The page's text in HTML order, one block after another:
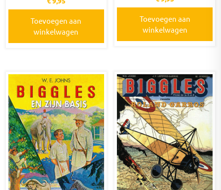
Toevoegen aan
winkelwagen
Toevoegen aan
winkelwagen